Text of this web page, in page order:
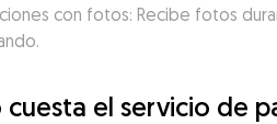
con fotos: Recibe fotos
cuesta el servicio de